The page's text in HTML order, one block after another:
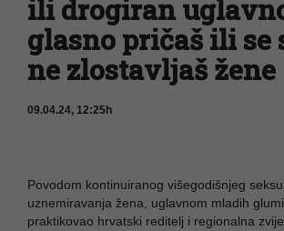
ili drogiran
glasno pričaš ili se
ne zlostavljaš žene
09.04.24, 12:25h
Povodom kontinuiranog višegodišnjeg
uznemiravanja žena, uglavnom mladih
praktikovao hrvatski reditelj i regionalna